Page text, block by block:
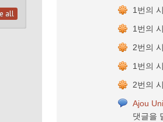
all
1번의
1번의
2번의
1번의
2번의
Ajou
댓글을